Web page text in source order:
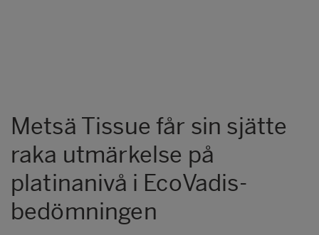
Metsä Tissue får sin sjätte
raka utmärkelse på
platinanivå i EcoVadis-
bedömningen